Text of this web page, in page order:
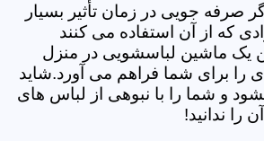
صرفه جویی در زمان تأثیر بسیار
که از آن استفاده می کنند
یک ماشین لباسشویی در منزل
را برای شما فراهم می آورد.شاید
و شما را با نبوهی از لباس های
را ندانید!